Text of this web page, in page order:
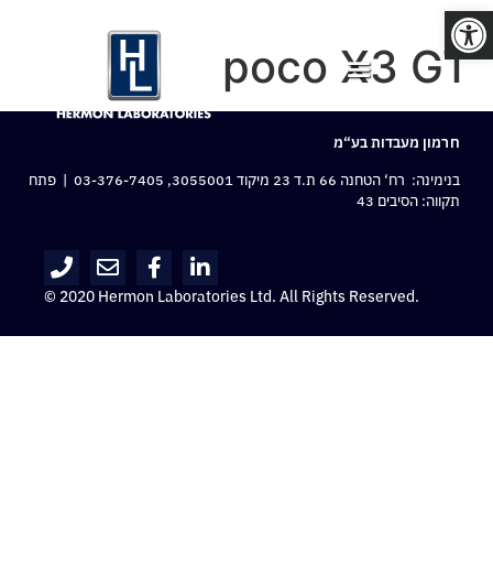
פתח סרגל נגישות
poco X3 GT
חרמון מעבדות בע“מ
בנימינה: רח‘ הטחנה 66 ת.ד 23 מיקוד 3055001,
03-376-7405 | פתח
תקווה: הסיבים 43
© 2020 Hermon Laboratories Ltd. All Rights Reserved.